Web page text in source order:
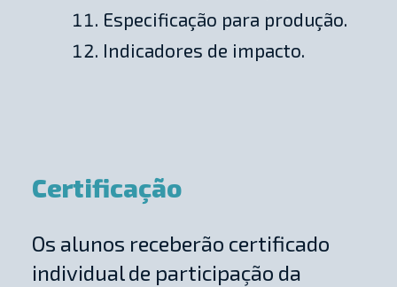
Especificação para produção.
Indicadores de impacto.
Certificação
Os alunos receberão certificado
individual de participação da